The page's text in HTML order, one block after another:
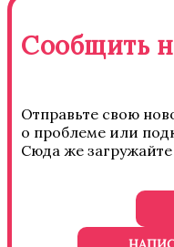
Сообщить
Отправьте свою
о проблеме или
Сюда же